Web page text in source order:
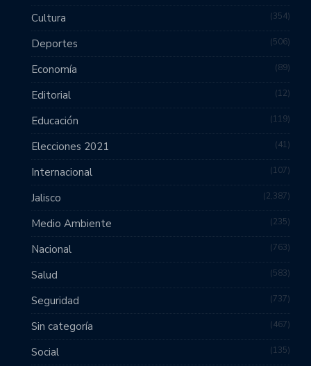
Cultura 354
Deportes 506
Economía 89
Editorial 12
Educación 119
Elecciones 2021 41
Internacional 107
Jalisco 2,387
Medio Ambiente 235
Nacional 763
Salud 583
Seguridad 737
Sin categoría 467
Social 135